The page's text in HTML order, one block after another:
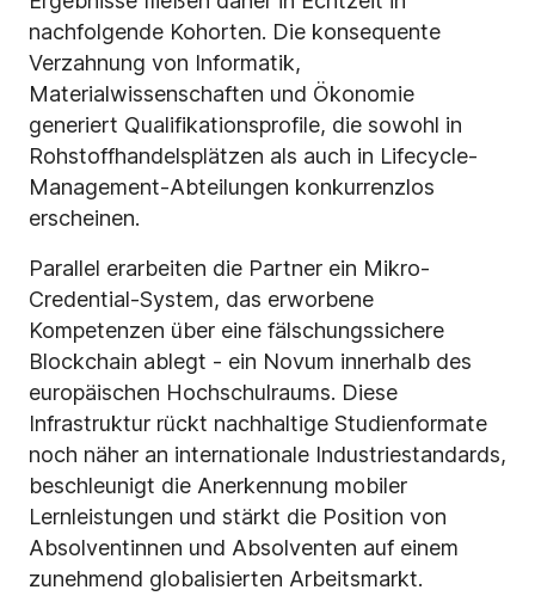
nachfolgende Kohorten. Die konsequente
Verzahnung von Informatik,
Materialwissenschaften und Ökonomie
generiert Qualifikationsprofile, die sowohl in
Rohstoffhandels­plätzen als auch in Lifecycle-
Management-Abteilungen konkurrenzlos
erscheinen.
Parallel erarbeiten die Partner ein Mikro-
Credential-System, das erworbene
Kompetenzen über eine fälschungssichere
Blockchain ablegt - ein Novum innerhalb des
europäischen Hochschulraums. Diese
Infrastruktur rückt nachhaltige Studienformate
noch näher an internationale Industriestandards,
beschleunigt die Anerkennung mobiler
Lernleistungen und stärkt die Position von
Absolventinnen und Absolventen auf einem
zunehmend globalisierten Arbeitsmarkt.